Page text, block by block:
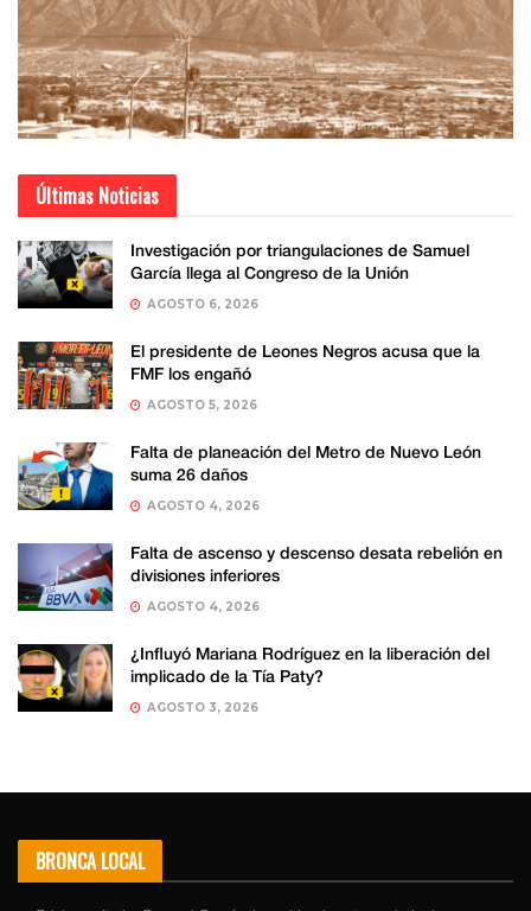
Últimas Noticias
Investigación por triangulaciones de Samuel
García llega al Congreso de la Unión
AGOSTO 6, 2026
El presidente de Leones Negros acusa que la
FMF los engañó
AGOSTO 5, 2026
Falta de planeación del Metro de Nuevo León
suma 26 daños
AGOSTO 4, 2026
Falta de ascenso y descenso desata rebelión en
divisiones inferiores
AGOSTO 4, 2026
¿Influyó Mariana Rodríguez en la liberación del
implicado de la Tía Paty?
AGOSTO 3, 2026
BRONCA LOCAL